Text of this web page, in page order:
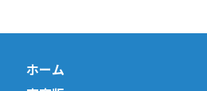
ホーム